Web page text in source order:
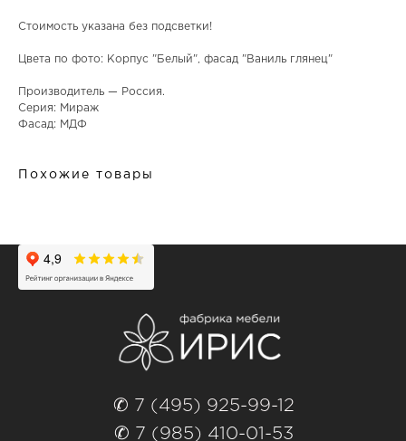
Стоимость указана без подсветки!
Цвета по фото: Корпус "Белый", фасад "Ваниль глянец"
Производитель — Россия.
Серия: Мираж
Фасад: МДФ
Похожие товары
✆ 7 (495) 925-99-12
✆ 7 (985) 410-01-53